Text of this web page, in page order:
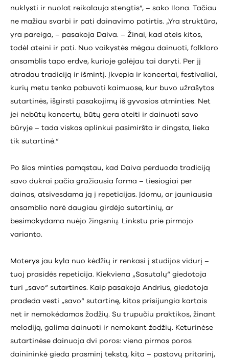
nuklysti ir nuolat reikalauja stengtis“, – sako Ilona. Tačiau
ne mažiau svarbi ir pati dainavimo patirtis. „Yra struktūra,
yra pareiga, – pasakoja Daiva. – Žinai, kad ateis kitos,
todėl ateini ir pati. Nuo vaikystės mėgau dainuoti, folkloro
ansamblis tapo erdve, kurioje galėjau tai daryti. Per jį
atradau tradiciją ir išmintį. Įkvepia ir koncertai, festivaliai,
kurių metu tenka pabuvoti kaimuose, kur buvo užrašytos
sutartinės, išgirsti pasakojimų iš gyvosios atminties. Net
jei nebūtų koncertų, būtų gera ateiti ir dainuoti savo
būryje – tada viskas aplinkui pasimiršta ir dingsta, lieka
tik sutartinė.“
Po šios minties pamąstau, kad Daiva perduoda tradiciją
savo dukrai pačia gražiausia forma – tiesiogiai per
dainas, atsivesdama ją į repeticijas. Įdomu, ar jauniausia
ansamblio narė daugiau girdėjo sutartinių, ar
besimokydama nuėjo žingsnių. Linkstu prie pirmojo
varianto.
Moterys jau kyla nuo kėdžių ir renkasi į studijos vidurį –
tuoj prasidės repeticija. Kiekviena „Sasutalų“ giedotoja
turi „savo“ sutartines. Kaip pasakoja Andrius, giedotoja
pradeda vesti „savo“ sutartinę, kitos prisijungia kartais
net ir nemokėdamos žodžių. Su trupučiu praktikos, žinant
melodiją, galima dainuoti ir nemokant žodžių. Keturinėse
sutartinėse dainuoja dvi poros: viena pirmos poros
dainininkė gieda prasminį tekstą, kita – pastovų pritarinį,